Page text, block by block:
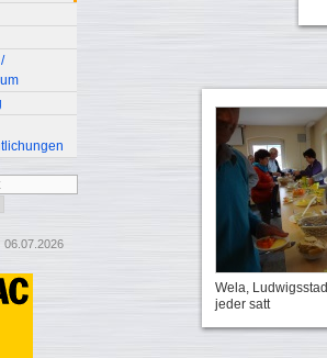
Wela,
jeder satt
06.07.2026